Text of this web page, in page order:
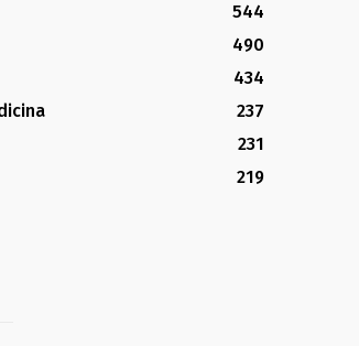
544
490
434
237
231
219